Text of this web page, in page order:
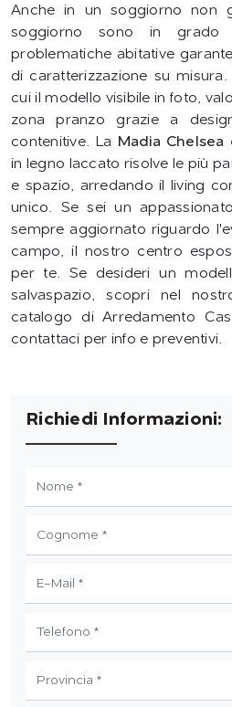
Anche in un soggiorno non
soggiorno sono in grado
problematiche abitative
di caratterizzazione su
cui il modello visibile in foto,
zona pranzo grazie a
contenitive. La
Madia Chelsea
in legno laccato risolve le più
e spazio, arredando il living
unico. Se sei un
sempre aggiornato riguardo
campo, il nostro centro
per te. Se desideri un
salvaspazio, scopri nel
catalogo di Arredamento
contattaci per info e preventivi.
Richiedi Informazioni: